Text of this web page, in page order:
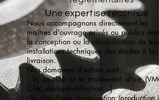
Une expertise reconnue
Nous accompagnons directement les
maîtres d'ouvrage privés ou publics dans
la conception ou la réhabilitation de leurs
installations techniques des études à la
livraison.
Nos domaines d'action sont :
- la qualité et le traitement d'air
CTA, déshumidification...)
- le chauffage climatisation (production